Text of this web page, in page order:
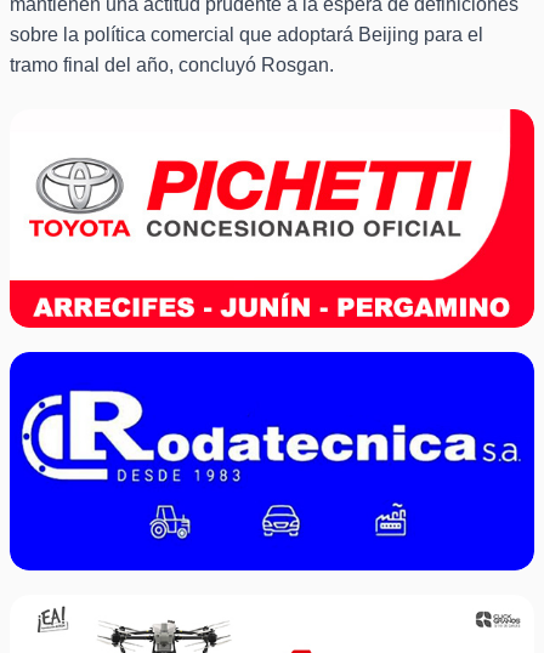
mantienen una actitud prudente a la espera de definiciones
sobre la política comercial que adoptará Beijing para el
tramo final del año, concluyó Rosgan.